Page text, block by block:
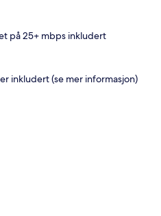
på 25+ mbps inkludert
inkludert (se mer informasjon)